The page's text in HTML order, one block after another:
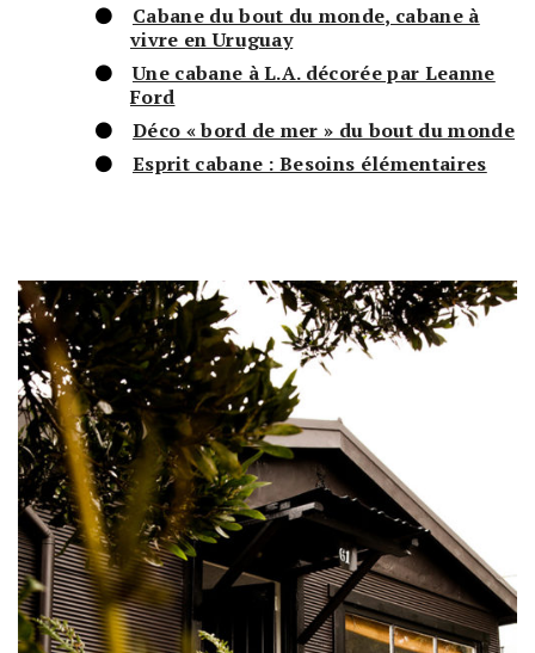
Cabane du bout du monde, cabane à
vivre en Uruguay
Une cabane à L.A. décorée par Leanne
Ford
Déco « bord de mer » du bout du monde
Esprit cabane : Besoins élémentaires